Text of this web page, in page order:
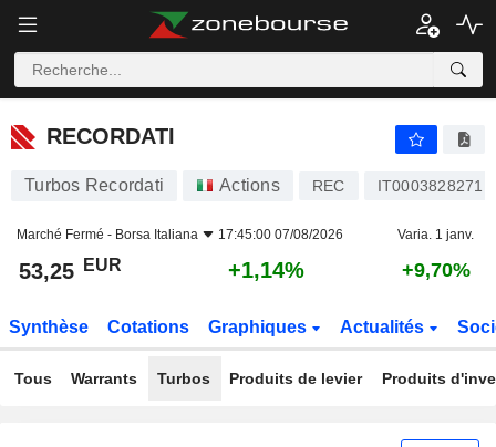
RECORDATI
RECORDATI
Turbos Recordati Actions REC IT0003828271
Marché Fermé - Borsa Italiana 17:45:00 07/08/2026 Varia. 1 janv.
53,25 EUR +1,14% +9,70%
Synthèse Cotations Graphiques Actualités
Tous Warrants Turbos Produits de levier Produits